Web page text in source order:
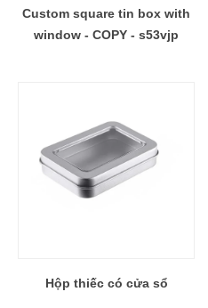
Custom square tin box with
window - COPY - s53vjp
Hộp thiếc có cửa sổ